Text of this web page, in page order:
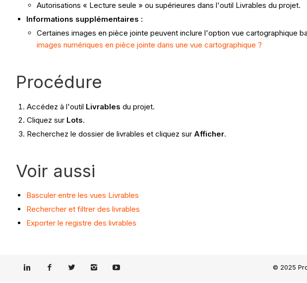
Autorisations « Lecture seule » ou supérieures dans l'outil Livrables du projet.
Informations supplémentaires :
Certaines images en pièce jointe peuvent inclure l'option vue cartographique
images numériques en pièce jointe dans une vue cartographique ?
Procédure​
Accédez à l'outil Livrables du projet.
Cliquez sur Lots.
Recherchez le dossier de livrables et cliquez sur Afficher.
Voir aussi
Basculer entre les vues Livrables
Rechercher et filtrer des livrables
Exporter le registre des livrables
© 2025